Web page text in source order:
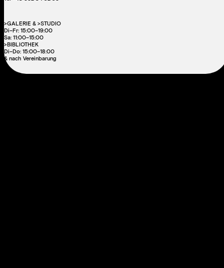
>GALERIE & >STUDIO
Di–Fr: 15:00–19:00
Sa: 11:00–15:00
>BIBLIOTHEK
Di–Do: 15:00–18:00
& nach Vereinbarung